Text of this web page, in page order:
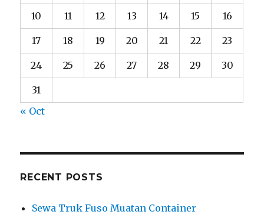
10 11 12 13 14 15 16
17 18 19 20 21 22 23
24 25 26 27 28 29 30
31
« Oct
RECENT POSTS
Sewa Truk Fuso Muatan Container